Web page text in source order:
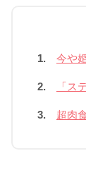
1. 今や
2. 「ス
3. 超肉